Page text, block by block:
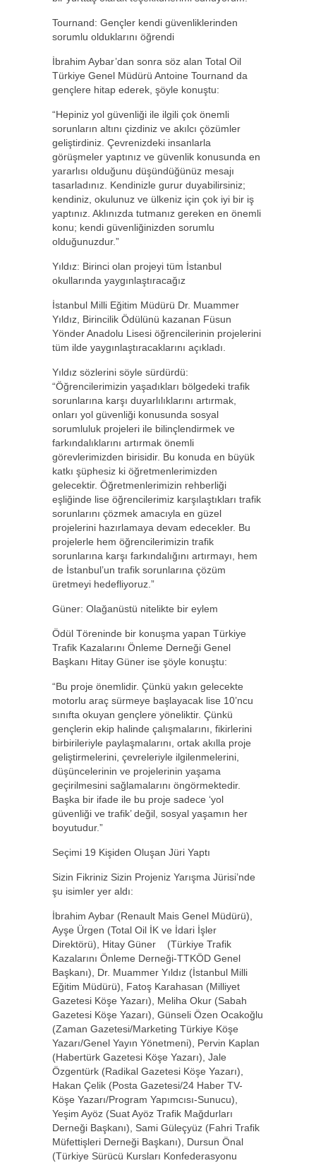
Tournand: Gençler kendi güvenliklerinden
sorumlu olduklarını öğrendi
İbrahim Aybar’dan sonra söz alan Total Oil
Türkiye Genel Müdürü Antoine Tournand da
gençlere hitap ederek, şöyle konuştu:
“Hepiniz yol güvenliği ile ilgili çok önemli
sorunların altını çizdiniz ve akılcı çözümler
geliştirdiniz. Çevrenizdeki insanlarla
görüşmeler yaptınız ve güvenlik konusunda en
yararlısı olduğunu düşündüğünüz mesajı
tasarladınız. Kendinizle gurur duyabilirsiniz;
kendiniz, okulunuz ve ülkeniz için çok iyi bir iş
yaptınız. Aklınızda tutmanız gereken en önemli
konu; kendi güvenliğinizden sorumlu
olduğunuzdur.”
Yıldız: Birinci olan projeyi tüm İstanbul
okullarında yaygınlaştıracağız
İstanbul Milli Eğitim Müdürü Dr. Muammer
Yıldız, Birincilik Ödülünü kazanan Füsun
Yönder Anadolu Lisesi öğrencilerinin projelerini
tüm ilde yaygınlaştıracaklarını açıkladı.
Yıldız sözlerini söyle sürdürdü:
“Öğrencilerimizin yaşadıkları bölgedeki trafik
sorunlarına karşı duyarlılıklarını artırmak,
onları yol güvenliği konusunda sosyal
sorumluluk projeleri ile bilinçlendirmek ve
farkındalıklarını artırmak önemli
görevlerimizden birisidir. Bu konuda en büyük
katkı şüphesiz ki öğretmenlerimizden
gelecektir. Öğretmenlerimizin rehberliği
eşliğinde lise öğrencilerimiz karşılaştıkları trafik
sorunlarını çözmek amacıyla en güzel
projelerini hazırlamaya devam edecekler. Bu
projelerle hem öğrencilerimizin trafik
sorunlarına karşı farkındalığını artırmayı, hem
de İstanbul’un trafik sorunlarına çözüm
üretmeyi hedefliyoruz.”
Güner: Olağanüstü nitelikte bir eylem
Ödül Töreninde bir konuşma yapan Türkiye
Trafik Kazalarını Önleme Derneği Genel
Başkanı Hitay Güner ise şöyle konuştu:
“Bu proje önemlidir. Çünkü yakın gelecekte
motorlu araç sürmeye başlayacak lise 10’ncu
sınıfta okuyan gençlere yöneliktir. Çünkü
gençlerin ekip halinde çalışmalarını, fikirlerini
birbirileriyle paylaşmalarını, ortak akılla proje
geliştirmelerini, çevreleriyle ilgilenmelerini,
düşüncelerinin ve projelerinin yaşama
geçirilmesini sağlamalarını öngörmektedir.
Başka bir ifade ile bu proje sadece ‘yol
güvenliği ve trafik’ değil, sosyal yaşamın her
boyutudur.”
Seçimi 19 Kişiden Oluşan Jüri Yaptı
Sizin Fikriniz Sizin Projeniz Yarışma Jürisi’nde
şu isimler yer aldı:
İbrahim Aybar (Renault Mais Genel Müdürü),
Ayşe Ürgen (Total Oil İK ve İdari İşler
Direktörü), Hitay Güner (Türkiye Trafik
Kazalarını Önleme Derneği-TTKÖD Genel
Başkanı), Dr. Muammer Yıldız (İstanbul Milli
Eğitim Müdürü), Fatoş Karahasan (Milliyet
Gazetesi Köşe Yazarı), Meliha Okur (Sabah
Gazetesi Köşe Yazarı), Günseli Özen Ocakoğlu
(Zaman Gazetesi/Marketing Türkiye Köşe
Yazarı/Genel Yayın Yönetmeni), Pervin Kaplan
(Habertürk Gazetesi Köşe Yazarı), Jale
Özgentürk (Radikal Gazetesi Köşe Yazarı),
Hakan Çelik (Posta Gazetesi/24 Haber TV-
Köşe Yazarı/Program Yapımcısı-Sunucu),
Yeşim Ayöz (Suat Ayöz Trafik Mağdurları
Derneği Başkanı), Sami Güleçyüz (Fahri Trafik
Müfettişleri Derneği Başkanı), Dursun Önal
(Türkiye Sürücü Kursları Konfederasyonu